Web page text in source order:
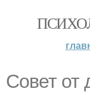
Совет от